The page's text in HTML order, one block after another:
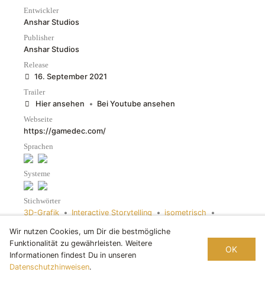
Entwickler
Anshar Studios
Publisher
Anshar Studios
Release
16. September 2021
Trailer
Hier ansehen • Bei Youtube ansehen
Webseite
https://gamedec.com/
Sprachen
Systeme
Stichwörter
3D-Grafik • Interactive Storytelling • isometrisch
•
SPIELEDATENBANK
Wir nutzen Cookies, um Dir die bestmögliche
Funktionalität zu gewährleisten. Weitere
Informationen findest Du in unseren
Datenschutzhinweisen.
OK